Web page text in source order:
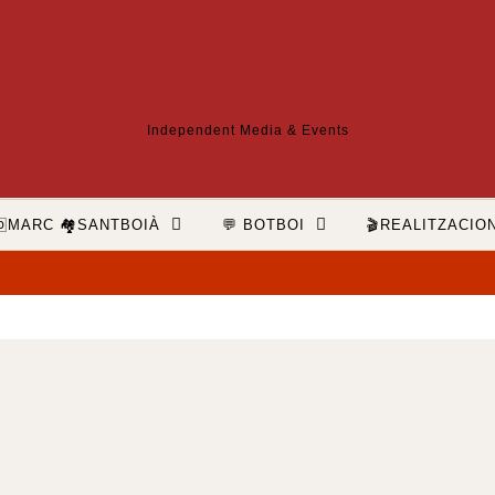
Independent Media & Events
🏘️SANTBOIÀ 💬 BOTBOI